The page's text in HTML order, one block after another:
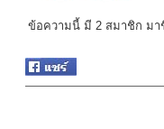
ข้อความนี้ มี 2 สมาชิก ม